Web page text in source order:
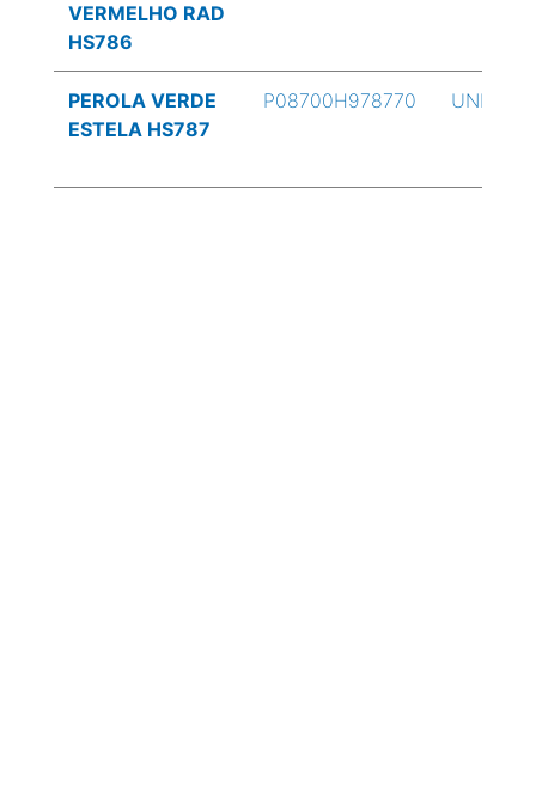
VERMELHO RAD
HS786
PEROLA VERDE
ESTELA HS787
P08700H978770 UND